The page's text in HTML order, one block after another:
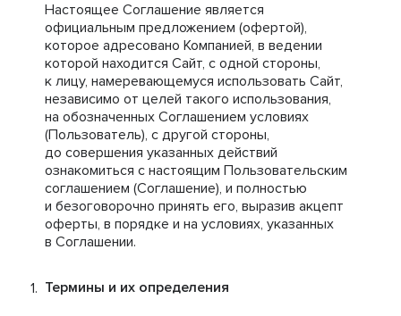
Настоящее Соглашение является
официальным предложением (офертой),
которое адресовано Компанией, в ведении
которой находится Сайт, с одной стороны,
к лицу, намеревающемуся использовать Сайт,
независимо от целей такого использования,
на обозначенных Соглашением условиях
(Пользователь), с другой стороны,
до совершения указанных действий
ознакомиться с настоящим Пользовательским
соглашением (Соглашение), и полностью
и безоговорочно принять его, выразив акцепт
оферты, в порядке и на условиях, указанных
в Соглашении.
Термины и их определения